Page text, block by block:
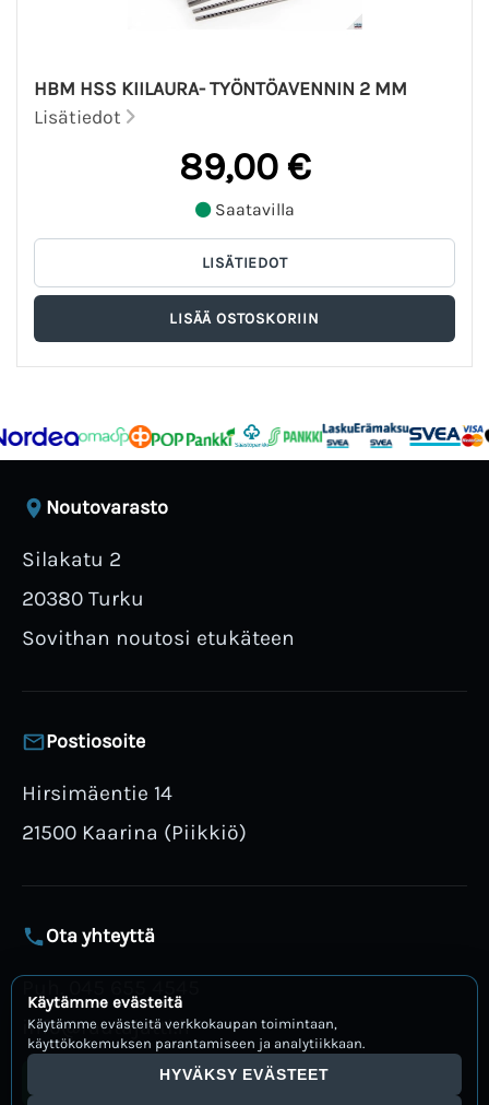
HBM HSS KIILAURA- TYÖNTÖAVENNIN 2 MM
Lisätiedot
89,00 €
Saatavilla
Noutovarasto
Silakatu 2
20380 Turku
Sovithan noutosi etukäteen
Postiosoite
Hirsimäentie 14
21500 Kaarina (Piikkiö)
Ota yhteyttä
info@rautajatti.fi
Avaa WhatsApp
Käytämme evästeitä
Käytämme evästeitä verkkokaupan toimintaan,
käyttökokemuksen parantamiseen ja analytiikkaan.
HYVÄKSY EVÄSTEET